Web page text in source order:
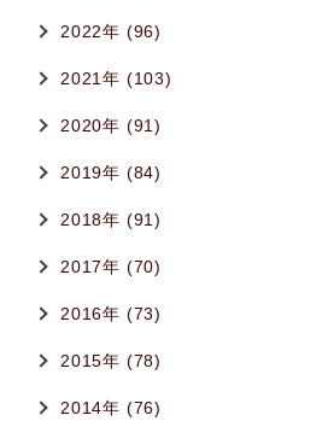
2022年 (96)
2021年 (103)
2020年 (91)
2019年 (84)
2018年 (91)
2017年 (70)
2016年 (73)
2015年 (78)
2014年 (76)